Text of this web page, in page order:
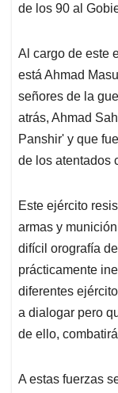
de los 90 al
Al cargo de este
está Ahmad
señores de la
atrás, Ahmad
Panshir' y que
de los atentados
Este ejército
armas y
difícil orografía
prácticamente
diferentes
a dialogar pero
de ello,
A estas fuerzas